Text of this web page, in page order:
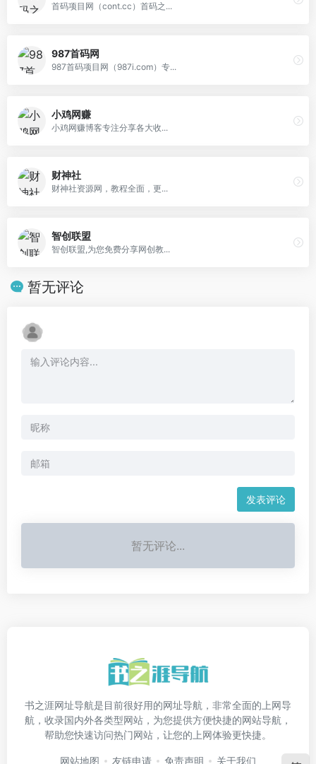
首码项目网（cont.cc）首码之...
987首码网
987首码项目网（987i.com）专...
小鸡网赚
小鸡网赚博客专注分享各大收...
财神社
财神社资源网，教程全面，更...
智创联盟
智创联盟,为您免费分享网创教...
暂无评论
发表评论
暂无评论...
书之涯网址导航是目前很好用的网址导航，非常全面的上网导
航，收录国内外各类型网站，为您提供方便快捷的网站导航，
帮助您快速访问热门网站，让您的上网体验更快捷。
网站地图 友链申请 免责声明 关于我们